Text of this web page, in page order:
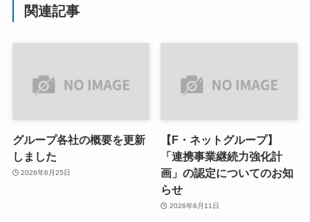
関連記事
グループ各社の概要を更新
しました
2026年6月25日
【F・ネットグループ】
「連携事業継続力強化計
画」の認定についてのお知
らせ
2026年6月11日